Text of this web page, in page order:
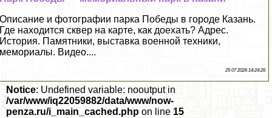
Описание и фотографии парка Победы в городе Казань.
Где находится сквер на карте, как доехать? Адрес.
История. Памятники, выставка военной техники,
мемориалы. Видео....
29 07 2026 14:24:26
Notice: Undefined variable: nooutput in
/var/www/iq22059882/data/www/now-
penza.ru/i_main_cached.php on line 15